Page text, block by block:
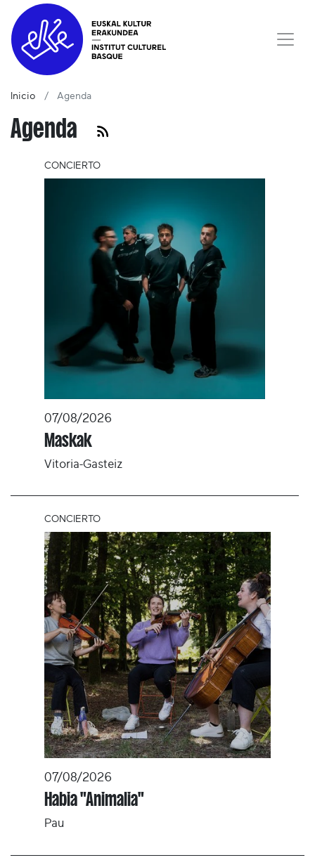
Inicio Agenda
Agenda
CONCIERTO
07/08/2026
Maskak
Vitoria-Gasteiz
CONCIERTO
07/08/2026
Habia "Animalia"
Pau